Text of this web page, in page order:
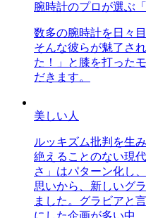
腕時計のプロが選ぶ
数多の腕時計を日々
そんな彼らが魅了さ
た！」と膝を打った
だきます。
美しい人
ルッキズム批判を生
絶えることのない現
さ」はパターン化し
思いから、新しいグ
ました。グラビアと